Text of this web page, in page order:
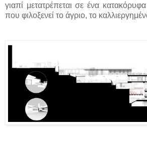
γιαπί μετατρέπεται σε ένα
που φιλοξενεί το άγριο, το